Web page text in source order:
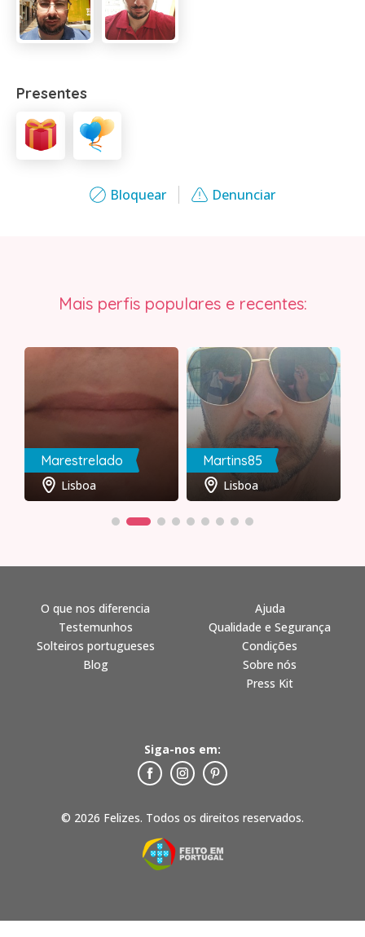
Bloquear Denunciar
Presentes
Mais perfis populares e recentes:
Marestrelado
Lisboa
Martins85
Lisboa
© 2026 Felizes. Todos os direitos reservados.
O que nos diferencia
Testemunhos
Solteiros portugueses
Blog
Ajuda
Qualidade e Segurança
Condições
Sobre nós
Press Kit
Siga-nos em: